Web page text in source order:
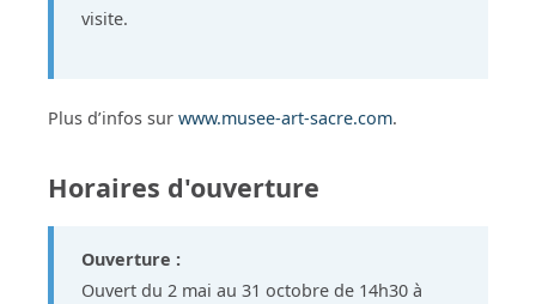
visite.
Plus d’infos sur www.musee-art-sacre.com.
Horaires d'ouverture
Ouverture :
Ouvert du 2 mai au 31 octobre de 14h30 à